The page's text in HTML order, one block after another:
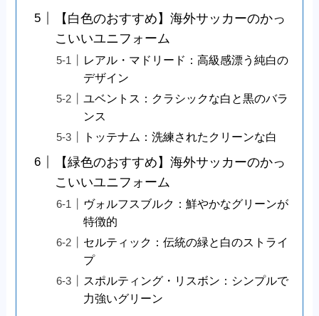
【白色のおすすめ】海外サッカーのかっ
こいいユニフォーム
レアル・マドリード：高級感漂う純白の
デザイン
ユベントス：クラシックな白と黒のバラ
ンス
トッテナム：洗練されたクリーンな白
【緑色のおすすめ】海外サッカーのかっ
こいいユニフォーム
ヴォルフスブルク：鮮やかなグリーンが
特徴的
セルティック：伝統の緑と白のストライ
プ
スポルティング・リスボン：シンプルで
力強いグリーン